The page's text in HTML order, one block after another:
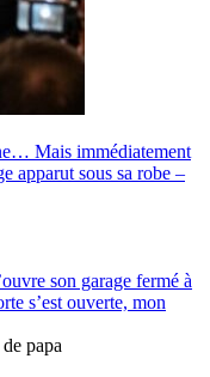
Mais immédiatement
apparut sous sa robe –
son garage fermé à
s’est ouverte, mon
papa